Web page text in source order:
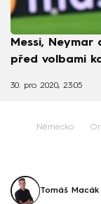
Messi,
před volbami
30. pro 2020, 23:05
Německo
Tomáš Macák